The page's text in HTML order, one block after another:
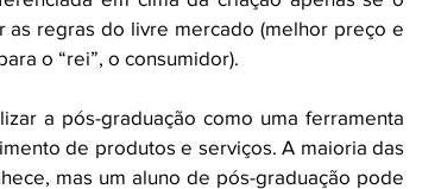
regras do livre mercado (melhor preço e
o “rei”, o consumidor).
a pós-graduação como uma ferramenta
de produtos e serviços. A maioria das
mas um aluno de pós-graduação pode